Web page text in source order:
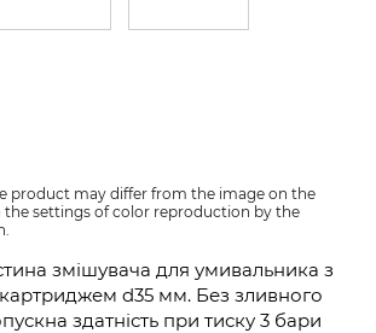
product may differ from the image on the
the settings of color reproduction by the
змішувача для умивальника з
d35 мм. Без зливного
здатність при тиску 3 бари